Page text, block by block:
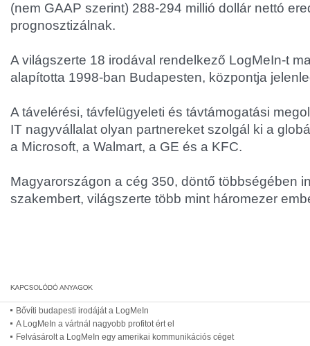
(nem GAAP szerint) 288-294 millió dollár nettó
prognosztizálnak.
A világszerte 18 irodával rendelkező LogMeIn-t
alapította 1998-ban Budapesten, központja
A távelérési, távfelügyeleti és távtámogatási
IT nagyvállalat olyan partnereket szolgál ki a
a Microsoft, a Walmart, a GE és a KFC.
Magyarországon a cég 350, döntő többségében
szakembert, világszerte több mint háromezer
Bővíti budapesti irodáját a LogMeIn
A LogMeIn a vártnál nagyobb profitot ért el
Felvásárolt a LogMeIn egy amerikai kommunikációs céget